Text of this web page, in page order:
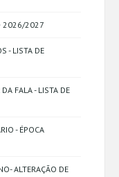
2026/2027
- LISTA DE
FALA - LISTA DE
- ÉPOCA
ALTERAÇÃO DE